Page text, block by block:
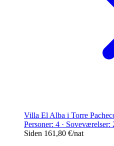
Villa El Alba i Torre
Personer: 4 · Soveværelser:
Siden 161,80 €/nat